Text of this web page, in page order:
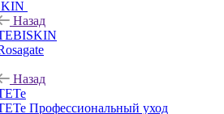
Назад
Назад
Профессиональный уход